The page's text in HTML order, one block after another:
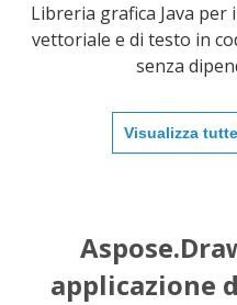
Libreria grafica Java per
vettoriale e di testo in
senza
Visualizza
applicazione